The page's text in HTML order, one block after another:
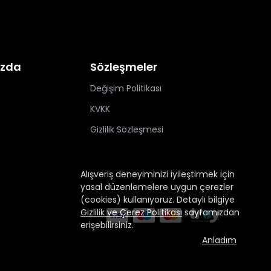
Alışveriş deneyiminizi iyileştirmek için
yasal düzenlemelere uygun çerezler
(cookies) kullanıyoruz. Detaylı bilgiye
Gizlilik ve Çerez Politikası sayfamızdan
erişebilirsiniz.
Anladım
Sözleşmeler
Değişim Politikası
KVKK
Gizlilik Sözleşmesi